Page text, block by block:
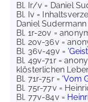
Bl. Ir/v = Daniel
Bl. Iv =
Daniel Sudermann
Bl. 1r-20v =
Bl. 20v-36v =
Bl. 36v-49v =
Bl. 49v-71r =
klösterlichen
Bl. 71r-75r = 'Vom
Bl. 75r-77v =
Bl. 77v-84v =